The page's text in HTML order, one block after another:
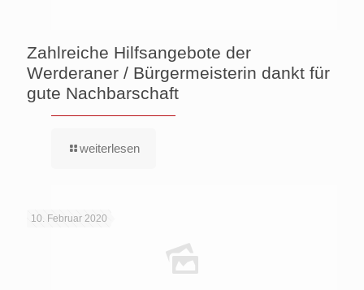
Zahlreiche Hilfsangebote der
Werderaner / Bürgermeisterin dankt für
gute Nachbarschaft
weiterlesen
10. Februar 2020